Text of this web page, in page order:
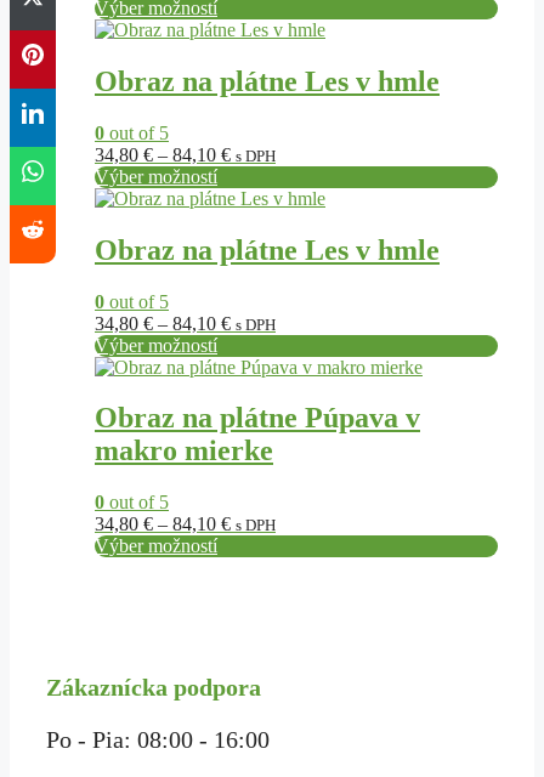
34,80 €
84,10 €
Výber možností
Obraz na plátne Les v hmle
0 out of 5
34,80 € – 84,10 €Price
34,80 €
84,10 €
s DPH
Výber možností
Tento
má
viacero
Možnosti
si
môžete
vybrať
stránke
produktu.
Obraz na plátne Les v hmle
0 out of 5
34,80 € – 84,10 €Price
34,80 €
84,10 €
s DPH
Výber možností
Tento
má
viacero
Možnosti
si
môžete
vybrať
stránke
produktu.
Obraz na plátne Púpava v
makro mierke
0 out of 5
34,80 € – 84,10 €Price
s DPH
Výber možností
Tento
má
viacero
variantov.
si
môžete
vybrať
na
Zákaznícka podpora
Po - Pia: 08:00 - 16:00